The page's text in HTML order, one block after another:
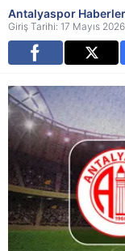
Antalyaspor
Giriş Tarihi: 17 Mayıs